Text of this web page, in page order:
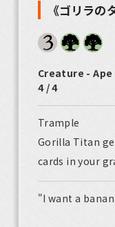
《ゴリラの
Creature - Ape
4 / 4
Trample
Gorilla Titan
cards in your
"I want a